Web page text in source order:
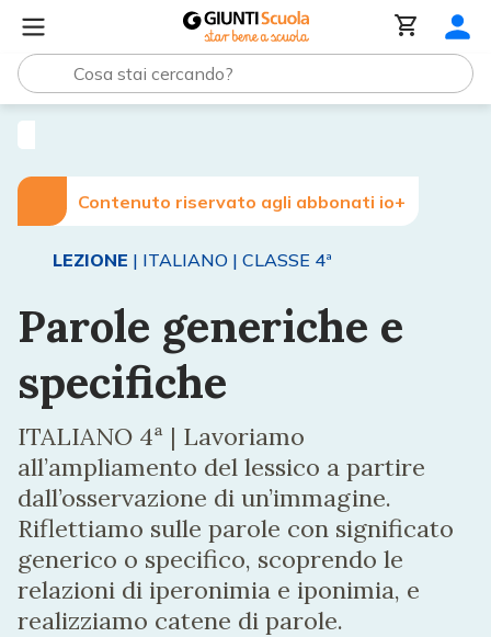
Contenuto riservato agli abbonati io+
LEZIONE | ITALIANO | CLASSE 4ª
Parole generiche e
specifiche
ITALIANO 4ª | Lavoriamo
all’ampliamento del lessico a partire
dall’osservazione di un’immagine.
Riflettiamo sulle parole con significato
generico o specifico, scoprendo le
relazioni di iperonimia e iponimia, e
realizziamo catene di parole.